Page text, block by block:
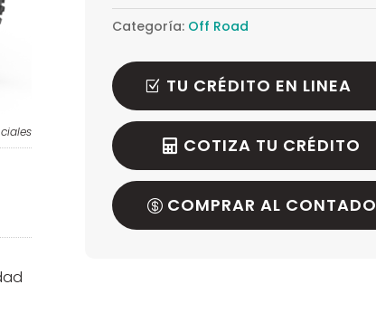
Categoría: Off Road
TU CRÉDITO EN LINEA
COTIZA TU CRÉDITO
COMPRAR AL CONTADO